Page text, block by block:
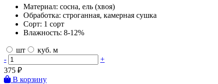
Материал: сосна, ель (хвоя)
Обработка: строганная, камерная сушка
Сорт: 1 сорт
Влажность: 8-12%
шт
куб. м
-
+
375 ₽
В корзину